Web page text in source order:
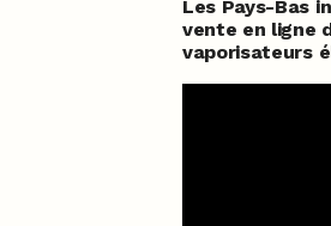
Les Pays-Bas
vente en ligne
vaporisateurs